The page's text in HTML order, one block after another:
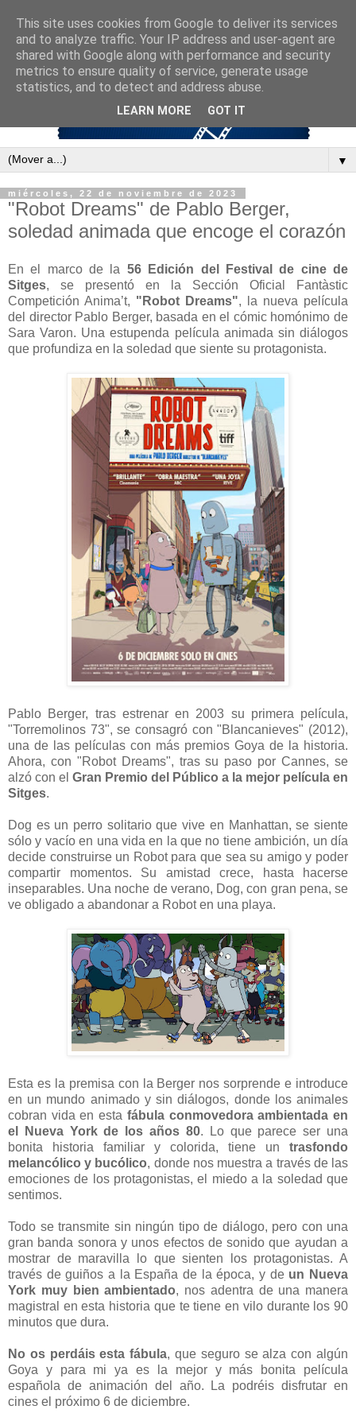
▼
miércoles, 22 de noviembre de 2023
"Robot Dreams" de Pablo Berger,
soledad animada que encoge el corazón
En el marco de la 56 Edición del Festival de cine de
Sitges, se presentó en la Sección Oficial Fantàstic
Competición Anima’t, "Robot Dreams", la nueva película
del director Pablo Berger, basada en el cómic homónimo de
Sara Varon. Una estupenda película animada sin diálogos
que profundiza en la soledad que siente su protagonista.
Pablo Berger, tras estrenar en 2003 su primera película,
"Torremolinos 73", se consagró con "Blancanieves" (2012),
una de las películas con más premios Goya de la historia.
Ahora, con "Robot Dreams", tras su paso por Cannes, se
alzó con el Gran Premio del Público a la mejor película en
Sitges.
Dog es un perro solitario que vive en Manhattan, se siente
sólo y vacío en una vida en la que no tiene ambición, un día
decide construirse un Robot para que sea su amigo y poder
compartir momentos. Su amistad crece, hasta hacerse
inseparables. Una noche de verano, Dog, con gran pena, se
ve obligado a abandonar a Robot en una playa.
Esta es la premisa con la Berger nos sorprende e introduce
en un mundo animado y sin diálogos, donde los animales
cobran vida en esta fábula conmovedora ambientada en
el Nueva York de los años 80. Lo que parece ser una
bonita historia familiar y colorida, tiene un trasfondo
melancólico y bucólico, donde nos muestra a través de las
emociones de los protagonistas, el miedo a la soledad que
sentimos.
Todo se transmite sin ningún tipo de diálogo, pero con una
gran banda sonora y unos efectos de sonido que ayudan a
mostrar de maravilla lo que sienten los protagonistas. A
través de guiños a la España de la época, y de un Nueva
York muy bien ambientado, nos adentra de una manera
magistral en esta historia que te tiene en vilo durante los 90
minutos que dura.
No os perdáis esta fábula, que seguro se alza con algún
Goya y para mi ya es la mejor y más bonita película
española de animación del año. La podréis disfrutar en
cines el próximo 6 de diciembre.
This site uses cookies from Google to deliver its services
and to analyze traffic. Your IP address and user-agent are
shared with Google along with performance and security
metrics to ensure quality of service, generate usage
statistics, and to detect and address abuse.
LEARN MORE GOT IT